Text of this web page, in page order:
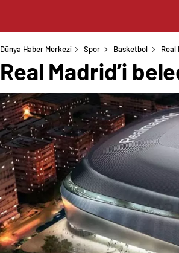
Dünya Haber Merkezi Spor Basketbol Real
Real Madrid’i